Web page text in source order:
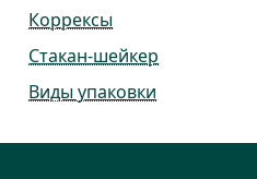
Коррексы
Стакан-шейкер
Виды упаковки